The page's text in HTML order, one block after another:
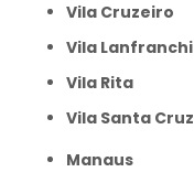
Vila Cruzeiro
Vila Lanfranchi
Vila Rita
Vila Santa Cruz
Manaus